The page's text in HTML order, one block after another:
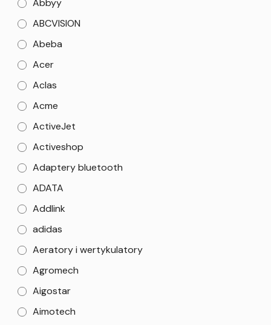
Abbyy
ABCVISION
Abeba
Acer
Aclas
Acme
ActiveJet
Activeshop
Adaptery bluetooth
ADATA
Addlink
adidas
Aeratory i wertykulatory
Agromech
Aigostar
Aimotech